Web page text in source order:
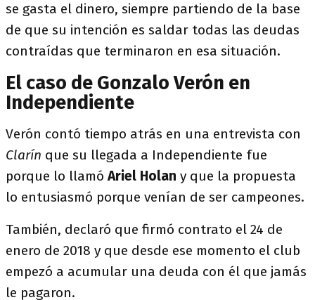
se gasta el dinero, siempre partiendo de la base
de que su intención es saldar todas las deudas
contraídas que terminaron en esa situación.
El caso de Gonzalo Verón en
Independiente
Verón contó tiempo atrás en una entrevista con
Clarín que su llegada a Independiente fue
porque lo llamó Ariel Holan y que la propuesta
lo entusiasmó porque venían de ser campeones.
También, declaró que firmó contrato el 24 de
enero de 2018 y que desde ese momento el club
empezó a acumular una deuda con él que jamás
le pagaron.